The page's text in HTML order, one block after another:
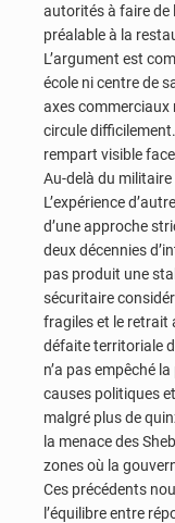
autorités à faire de
préalable à la
L’argument est
école ni centre de
axes commerciaux
circule
rempart visible
Au-delà du militaire
L’expérience
d’une approche
deux décennies
pas produit une
sécuritaire
fragiles et le retrait
défaite territoriale
n’a pas empêché
causes politiques
malgré plus de
la menace des
zones où la
Ces précédents
l’équilibre entre